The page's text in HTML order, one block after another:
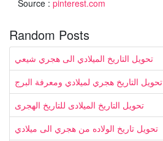
Source : pinterest.com
Random Posts
تحويل التاريخ الميلادي الى هجري شيعي
تحويل التاريخ هجري لميلادي ومعرفة البرج
تحويل التاريخ الميلادى للتاريخ الهجرى
تحويل تاريخ الولاده من هجري الى ميلادي